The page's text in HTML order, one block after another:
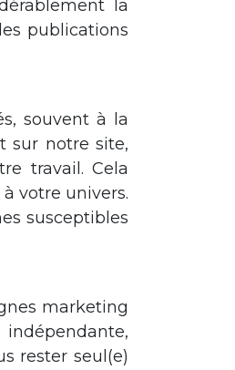
la
publications
souvent à la
sur notre site,
travail. Cela
votre univers.
susceptibles
marketing
rester seul(e)